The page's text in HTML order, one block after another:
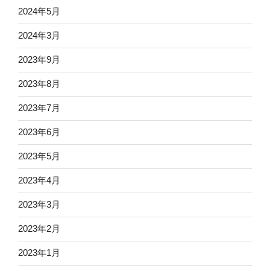
2024年5月
2024年3月
2023年9月
2023年8月
2023年7月
2023年6月
2023年5月
2023年4月
2023年3月
2023年2月
2023年1月